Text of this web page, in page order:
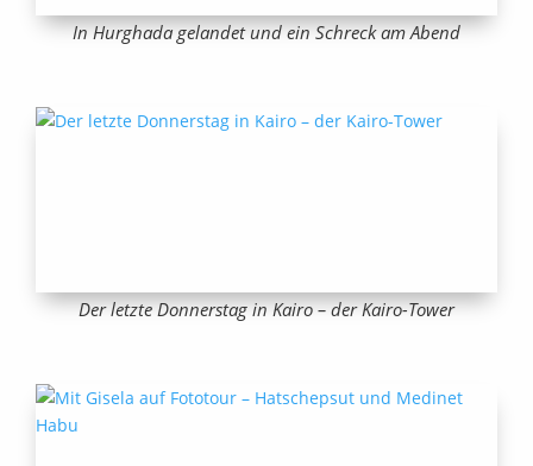
In Hurghada gelandet und ein Schreck am Abend
Der letzte Donnerstag in Kairo – der Kairo-Tower